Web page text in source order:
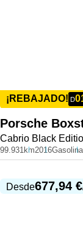
¡REBAJADO! D
Porsche
Cabrio Black
99.931km2016Gasolina
Desde677,94 €